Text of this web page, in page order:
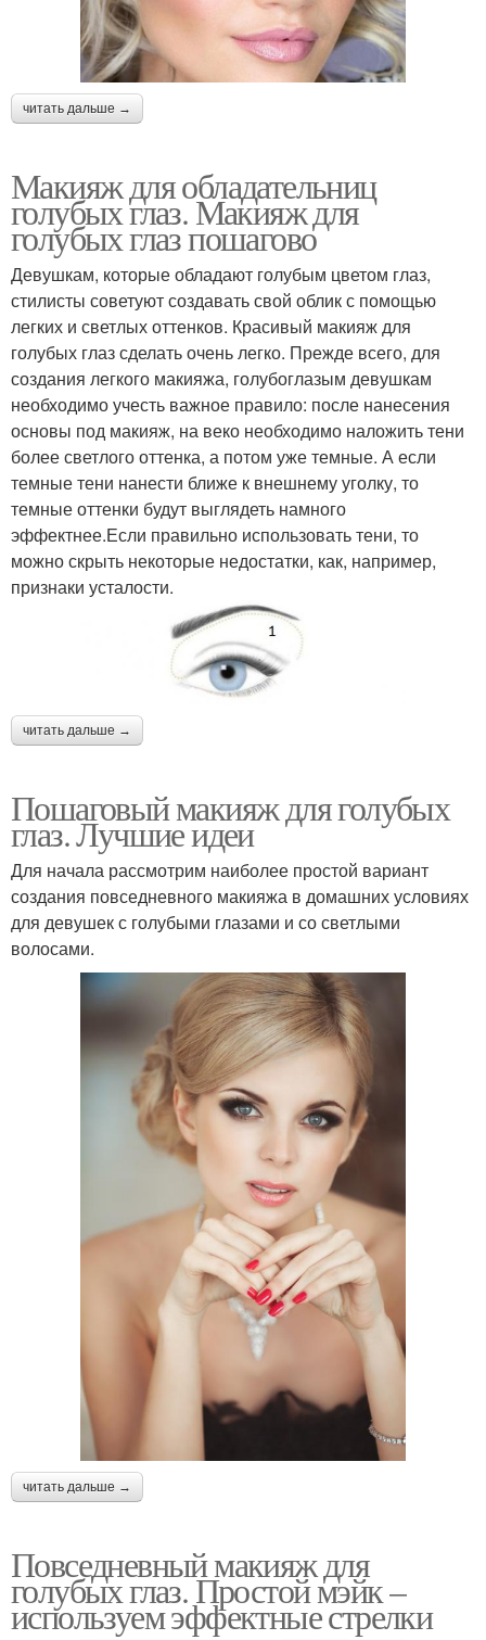
читать дальше →
Макияж для обладательниц
голубых глаз. Макияж для
голубых глаз пошагово
Девушкам, которые обладают голубым цветом глаз,
стилисты советуют создавать свой облик с помощью
легких и светлых оттенков. Красивый макияж для
голубых глаз сделать очень легко. Прежде всего, для
создания легкого макияжа, голубоглазым девушкам
необходимо учесть важное правило: после нанесения
основы под макияж, на веко необходимо наложить тени
более светлого оттенка, а потом уже темные. А если
темные тени нанести ближе к внешнему уголку, то
темные оттенки будут выглядеть намного
эффектнее.Если правильно использовать тени, то
можно скрыть некоторые недостатки, как, например,
признаки усталости.
читать дальше →
Пошаговый макияж для голубых
глаз. Лучшие идеи
Для начала рассмотрим наиболее простой вариант
создания повседневного макияжа в домашних условиях
для девушек с голубыми глазами и со светлыми
волосами.
читать дальше →
Повседневный макияж для
голубых глаз. Простой мэйк –
используем эффектные стрелки